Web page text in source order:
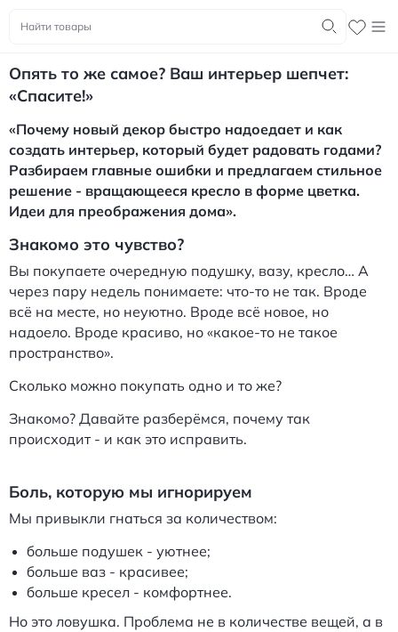
Опять то же самое? Ваш интерьер шепчет:
«Спасите!»
«Почему новый декор быстро надоедает и как
создать интерьер, который будет радовать годами?
Разбираем главные ошибки и предлагаем стильное
решение - вращающееся кресло в форме цветка.
Идеи для преображения дома».
Знакомо это чувство?
Вы покупаете очередную подушку, вазу, кресло… А
через пару недель понимаете: что‑то не так. Вроде
всё на месте, но неуютно. Вроде всё новое, но
надоело. Вроде красиво, но «какое‑то не такое
пространство».
Сколько можно покупать одно и то же?
Знакомо? Давайте разберёмся, почему так
происходит - и как это исправить.
Боль, которую мы игнорируем
Мы привыкли гнаться за количеством:
больше подушек - уютнее;
больше ваз - красивее;
больше кресел - комфортнее.
Но это ловушка. Проблема не в количестве вещей, а в